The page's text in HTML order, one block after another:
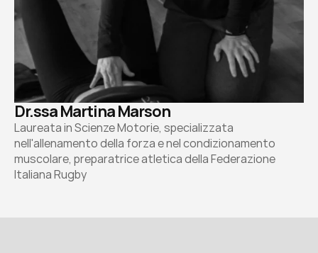
Dr.ssa Martina Marson
Laureata in Scienze Motorie, specializzata
nell'allenamento della forza e nel condizionamento
muscolare, preparatrice atletica della Federazione
Italiana Rugby